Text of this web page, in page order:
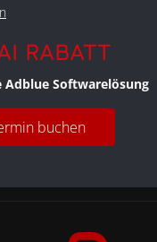
RABATT
Adblue Softwarelösung
buchen